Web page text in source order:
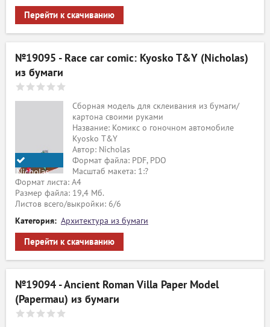
Перейти к скачиванию
№19095 - Race car comic: Kyosko T&Y (Nicholas)
из бумаги
Nicholas
Сборная модель для склеивания из бумаги/
картона своими руками
Название: Комикс о гоночном автомобиле
Kyosko T&Y
Автор: Nicholas
Формат файла: PDF, PDO
Масштаб макета: 1:?
Формат листа: А4
Размер файла: 19,4 Мб.
Листов всего/выкройки: 6/6
Категория: Архитектура из бумаги
Перейти к скачиванию
№19094 - Ancient Roman Villa Paper Model
(Papermau) из бумаги